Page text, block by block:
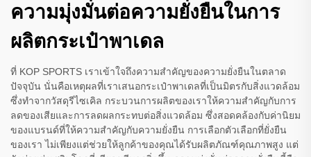
ความมุ่งมั่นต่อความยั่งยืนในการ
ผลิตกระเป๋าพาเดล
ที่ KOP SPORTS เราเข้าใจถึงความสำคัญของความยั่งยืนในตลาด
ปัจจุบัน นั่นคือเหตุผลที่เราเสนอกระเป๋าพาเดลที่เป็นมิตรกับสิ่งแวดล้อม
ซึ่งทำจากวัสดุรีไซเคิล กระบวนการผลิตของเราให้ความสำคัญกับการ
ลดของเสียและการลดผลกระทบต่อสิ่งแวดล้อม ซึ่งสอดคล้องกับค่านิยม
ของแบรนด์ที่ให้ความสำคัญกับความยั่งยืน การเลือกตัวเลือกที่ยั่งยืน
ของเรา ไม่เพียงแต่ช่วยให้ลูกค้าของคุณได้รับผลิตภัณฑ์คุณภาพสูง แต่